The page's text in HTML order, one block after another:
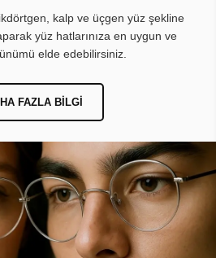
kalp ve üçgen yüz şekline
yüz hatlarınıza en uygun ve
elde edebilirsiniz.
FAZLA BILGI